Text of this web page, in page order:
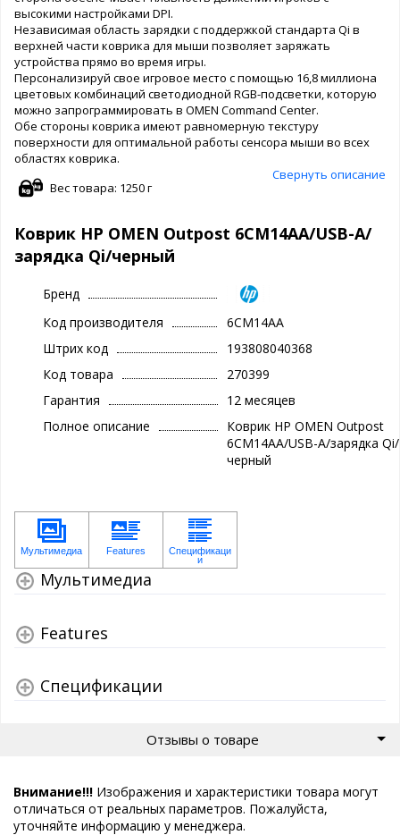
высокими настройками DPI.
Независимая область зарядки с поддержкой стандарта Qi в
верхней части коврика для мыши позволяет заряжать
устройства прямо во время игры.
Персонализируй свое игровое место с помощью 16,8 миллиона
цветовых комбинаций светодиодной RGB-подсветки, которую
можно запрограммировать в OMEN Command Center.
Обе стороны коврика имеют равномерную текстуру
поверхности для оптимальной работы сенсора мыши во всех
областях коврика.
Свернуть описание
Вес товара: 1250 г
Коврик HP OMEN Outpost 6CM14AA/USB-A/
зарядка Qi/черный
Бренд
Код производителя
6CM14AA
Штрих код
193808040368
Код товара
270399
Гарантия
12 месяцев
Полное описание
Коврик HP OMEN Outpost
6CM14AA/USB-A/зарядка Qi/
черный
Мультимедиа
Features
Спецификации
Отзывы о товаре
Внимание!!! Изображения и характеристики товара могут
отличаться от реальных параметров. Пожалуйста,
уточняйте информацию у менеджера.